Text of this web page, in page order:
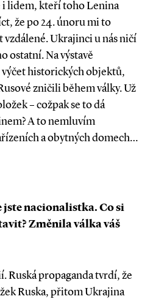
lidem, kteří toho Lenina
že po 24. únoru mi to
vzdálené. Ukrajinci u nás ničí
ostatní. Na výstavě
historických objektů,
zničili během války. Už
– cožpak se to dá
A to nemluvím
a obytných domech…
jste nacionalistka. Co si
Změnila válka váš
Ruská propaganda tvrdí, že
Ruska, přitom Ukrajina